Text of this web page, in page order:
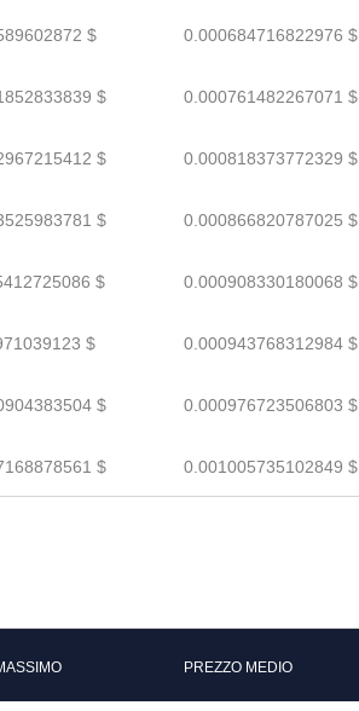
$ 0.000684716822976 $
$ 0.000761482267071 $
$ 0.000818373772329 $
$ 0.000866820787025 $
$ 0.000908330180068 $
$ 0.000943768312984 $
$ 0.000976723506803 $
$ 0.001005735102849 $
PREZZO MEDIO